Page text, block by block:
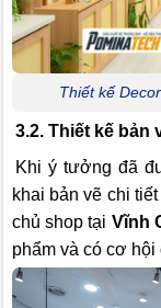
Thiết kế
3.2. Thiết kế bản
Khi ý tưởng đã
khai bản vẽ chi
chủ shop tại Vĩnh
phẩm và có cơ